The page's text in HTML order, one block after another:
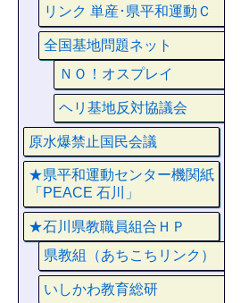
リンク 単産･県平和運動Ｃ
全国基地問題ネット
ＮＯ！オスプレイ
ヘリ基地反対協議会
原水爆禁止国民会議
★県平和運動センター機関紙
「PEACE 石川」
★石川県教職員組合ＨＰ
県教組（あちこちリンク）
いしかわ教育総研